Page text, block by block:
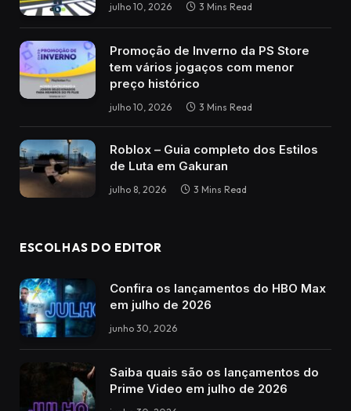
julho 10, 2026 3 Mins Read
Promoção de Inverno da PS Store
tem vários jogaços com menor
preço histórico
julho 10, 2026 3 Mins Read
Roblox – Guia completo dos Estilos
de Luta em Gakuran
julho 8, 2026 3 Mins Read
ESCOLHAS DO EDITOR
Confira os lançamentos do HBO Max
em julho de 2026
junho 30, 2026
Saiba quais são os lançamentos do
Prime Video em julho de 2026